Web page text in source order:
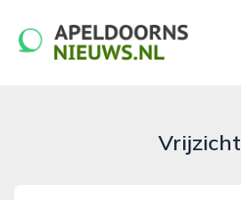
apeldoornsnieuws.nl
Vrijzicht